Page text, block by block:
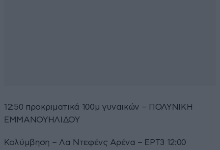
12:50 προκριματικά 100μ γυναικών – ΠΟΛΥΝΙΚΗ
ΕΜΜΑΝΟΥΗΛΙΔΟΥ
Κολύμβηση – Λα Ντεφένς Αρένα – ΕΡΤ3 12:00